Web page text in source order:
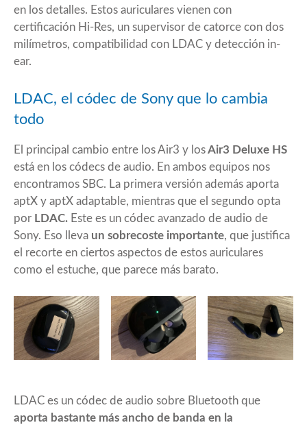
en los detalles. Estos auriculares vienen con
certificación Hi-Res, un supervisor de catorce con dos
milímetros, compatibilidad con LDAC y detección in-
ear.
LDAC, el códec de Sony que lo cambia
todo
El principal cambio entre los Air3 y losAir3 Deluxe HS
está en los códecs de audio. En ambos equipos nos
encontramos SBC. La primera versión además aporta
aptX y aptX adaptable, mientras que el segundo opta
por LDAC. Este es un códec avanzado de audio de
Sony. Eso lleva un sobrecoste importante, que justifica
el recorte en ciertos aspectos de estos auriculares
como el estuche, que parece más barato.
LDAC es un códec de audio sobre Bluetooth que
aporta bastante más ancho de banda en la